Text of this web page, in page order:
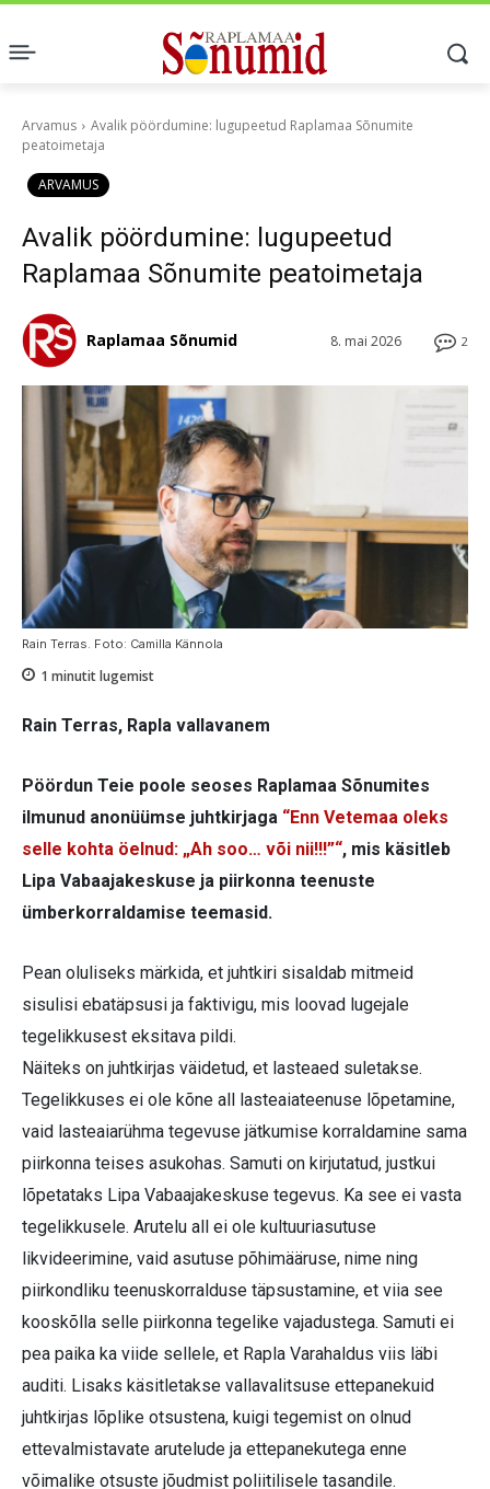
Arvamus
Avalik pöördumine: lugupeetud Raplamaa Sõnumite
peatoimetaja
ARVAMUS
Avalik pöördumine: lugupeetud
Raplamaa Sõnumite peatoimetaja
2
8. mai 2026
Raplamaa Sõnumid
Rain Terras. Foto: Camilla Kännola
1 minutit lugemist
Rain Terras, Rapla vallavanem
Pöördun Teie poole seoses Raplamaa Sõnumites
ilmunud anonüümse juhtkirjaga “Enn Vetemaa oleks
selle kohta öelnud: „Ah soo… või nii!!!”“, mis käsitleb
Lipa Vabaajakeskuse ja piirkonna teenuste
ümberkorraldamise teemasid.
Pean oluliseks märkida, et juhtkiri sisaldab mitmeid
sisulisi ebatäpsusi ja faktivigu, mis loovad lugejale
tegelikkusest eksitava pildi.
Näiteks on juhtkirjas väidetud, et lasteaed suletakse.
Tegelikkuses ei ole kõne all lasteaiateenuse lõpetamine,
vaid lasteaiarühma tegevuse jätkumise korraldamine sama
piirkonna teises asukohas. Samuti on kirjutatud, justkui
lõpetataks Lipa Vabaajakeskuse tegevus. Ka see ei vasta
tegelikkusele. Arutelu all ei ole kultuuriasutuse
likvideerimine, vaid asutuse põhimääruse, nime ning
piirkondliku teenuskorralduse täpsustamine, et viia see
kooskõlla selle piirkonna tegelike vajadustega. Samuti ei
pea paika ka viide sellele, et Rapla Varahaldus viis läbi
auditi. Lisaks käsitletakse vallavalitsuse ettepanekuid
juhtkirjas lõplike otsustena, kuigi tegemist on olnud
ettevalmistavate arutelude ja ettepanekutega enne
võimalike otsuste jõudmist poliitilisele tasandile.